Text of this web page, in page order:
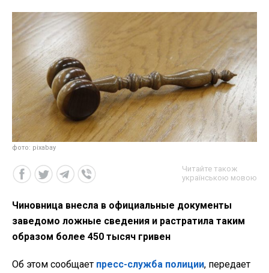
фото: pixabay
Читайте також
українською мовою
Чиновница внесла в официальные документы
заведомо ложные сведения и растратила таким
образом более 450 тысяч гривен
Об этом сообщает пресс-служба полиции, передает